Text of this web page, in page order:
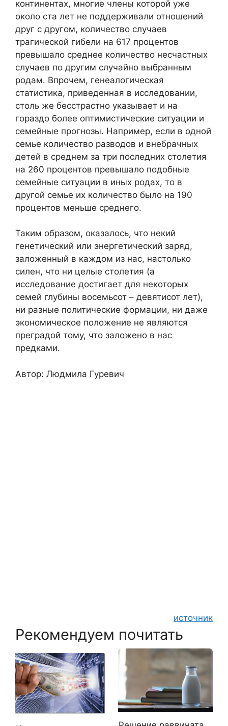
континентах, многие члены которой уже
около ста лет не поддерживали отношений
друг с другом, количество случаев
трагической гибели на 617 процентов
превышало среднее количество несчастных
случаев по другим случайно выбранным
родам. Впрочем, генеалогическая
статистика, приведенная в исследовании,
столь же бесстрастно указывает и на
гораздо более оптимистические ситуации и
семейные прогнозы. Например, если в одной
семье количество разводов и внебрачных
детей в среднем за три последних столетия
на 260 процентов превышало подобные
семейные ситуации в иных родах, то в
другой семье их количество было на 190
процентов меньше среднего.
Таким образом, оказалось, что некий
генетический или энергетический заряд,
заложенный в каждом из нас, настолько
силен, что ни целые столетия (а
исследование достигает для некоторых
семей глубины восемьсот – девятисот лет),
ни разные политические формации, ни даже
экономическое положение не являются
преградой тому, что заложено в нас
предками.
Автор: Людмила Гуревич
источник
Рекомендуем почитать